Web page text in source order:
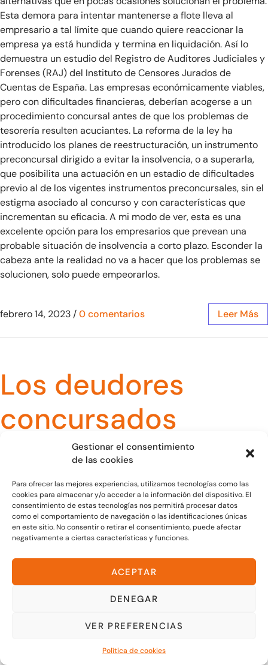
Gestionar el consentimiento
de las cookies
Para ofrecer las mejores experiencias, utilizamos tecnologías como las
cookies para almacenar y/o acceder a la información del dispositivo. El
consentimiento de estas tecnologías nos permitirá procesar datos
como el comportamiento de navegación o las identificaciones únicas
en este sitio. No consentir o retirar el consentimiento, puede afectar
negativamente a ciertas características y funciones.
ACEPTAR
DENEGAR
VER PREFERENCIAS
Política de cookies
Esta demora para intentar mantenerse a flote lleva al
empresario a tal límite que cuando quiere reaccionar la
empresa ya está hundida y termina en liquidación. Así lo
demuestra un estudio del Registro de Auditores Judiciales y
Forenses (RAJ) del Instituto de Censores Jurados de
Cuentas de España. Las empresas económicamente viables,
pero con dificultades financieras, deberían acogerse a un
procedimiento concursal antes de que los problemas de
tesorería resulten acuciantes. La reforma de la ley ha
introducido los planes de reestructuración, un instrumento
preconcursal dirigido a evitar la insolvencia, o a superarla,
que posibilita una actuación en un estadio de dificultades
previo al de los vigentes instrumentos preconcursales, sin el
estigma asociado al concurso y con características que
incrementan su eficacia. A mi modo de ver, esta es una
excelente opción para los empresarios que prevean una
probable situación de insolvencia a corto plazo. Esconder la
cabeza ante la realidad no va a hacer que los problemas se
solucionen, solo puede empeorarlos.
febrero 14, 2023 /0 comentarios Leer Más
Los deudores
concursados
aumentaron más
de 86% en el último
trimestre del 2022
respecto al del año
anterior
publicado un informe según el cual se contabilizaron 5.544